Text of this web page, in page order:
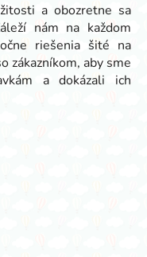
a obozretne sa
nám na každom
riešenia šité na
zákazníkom, aby sme
a dokázali ich